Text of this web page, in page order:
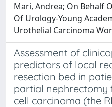
Mari, Andrea; On Behalf
Of Urology-Young
Urothelial Carcinoma
Assessment of
predictors of local
resection bed in
partial nephrectomy
cell carcinoma (the